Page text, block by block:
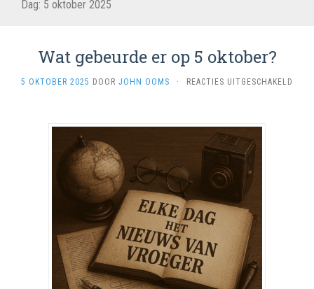
Dag: 5 oktober 2025
Wat gebeurde er op 5 oktober?
5 OKTOBER 2025 DOOR JOHN OOMS · REACTIES UITGESCHAKELD